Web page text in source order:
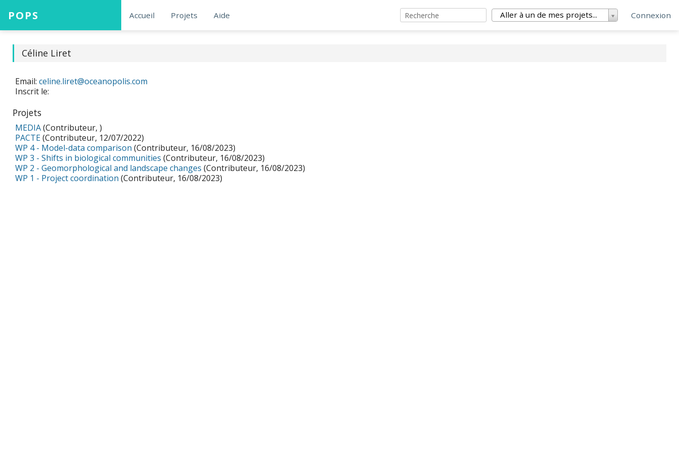
POPS Accueil Projets Aide Aller à un de mes projets... Connexion
Céline Liret
Email: celine.liret@oceanopolis.com
Inscrit le:
Projets
MEDIA(Contributeur, )
PACTE(Contributeur, 12/07/2022)
WP 4 - Model-data comparison (Contributeur, 16/08/2023)
WP 3 - Shifts in biological communities (Contributeur, 16/08/2023)
WP 2 - Geomorphological and landscape changes (Contributeur, 16/08/2023)
WP 1 - Project coordination (Contributeur, 16/08/2023)